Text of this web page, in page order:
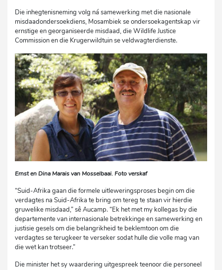
Die inhegtenisneming volg ná samewerking met die nasionale
misdaadondersoekdiens, Mosambiek se ondersoekagentskap vir
ernstige en georganiseerde misdaad, die Wildlife Justice
Commission en die Krugerwildtuin se veldwagterdienste.
Ernst en Dina Marais van Mosselbaai. Foto verskaf
“Suid-Afrika gaan die formele uitleweringsproses begin om die
verdagtes na Suid-Afrika te bring om tereg te staan vir hierdie
gruwelike misdaad,” sê Aucamp. “Ek het met my kollegas by die
departemente van internasionale betrekkinge en samewerking en
justisie gesels om die belangrikheid te beklemtoon om die
verdagtes se terugkeer te verseker sodat hulle die volle mag van
die wet kan trotseer.”
Die minister het sy waardering uitgespreek teenoor die personeel